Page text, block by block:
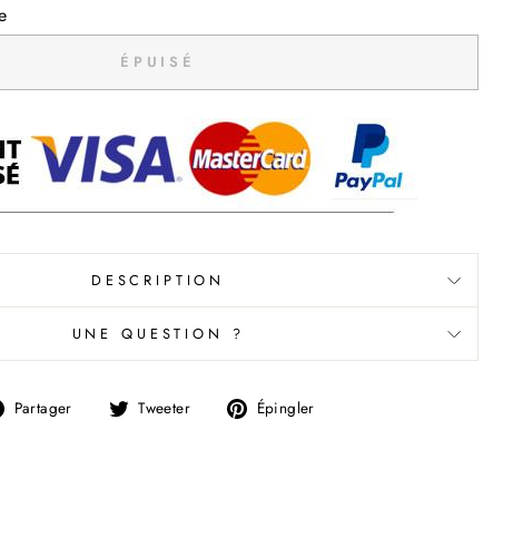
ÉPUISÉ
DESCRIPTION
UNE QUESTION ?
Partager
PartagerTweeter
TweeterÉpingler